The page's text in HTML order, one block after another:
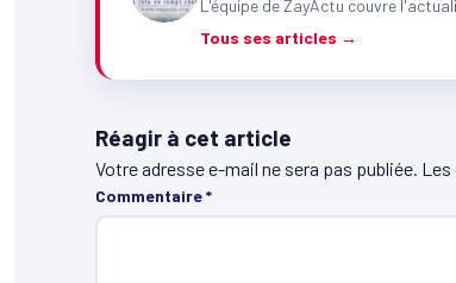
L'équipe de ZayActu couvre
Tous ses articles →
Réagir à cet article
Votre adresse e-mail ne sera pas publiée. Les
Commentaire*